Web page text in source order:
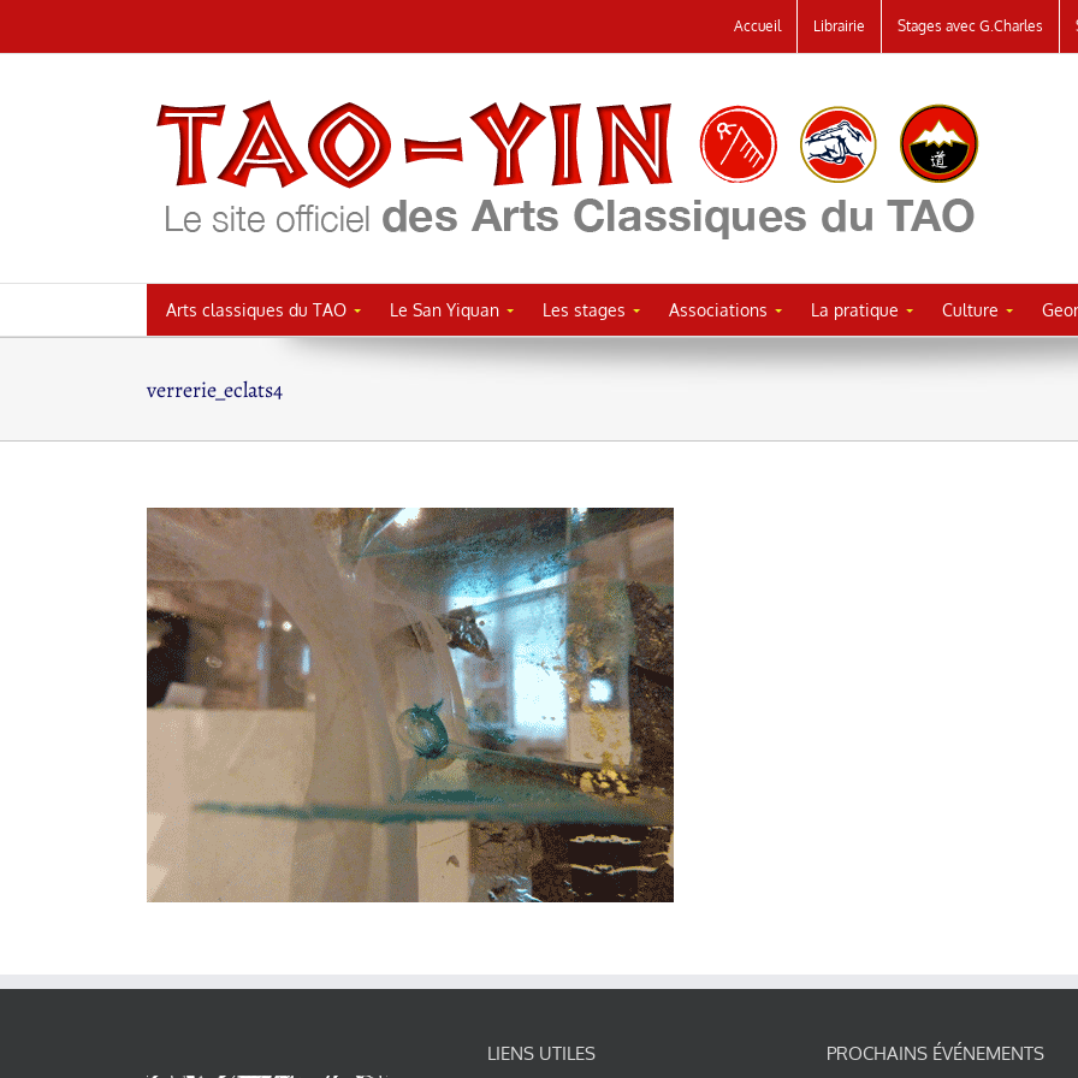
au
Accueil Librairie Stages avec G.Charles
Arts classiques du TAO Le San Yiquan Les stages Associations La pratique Culture
verrerie_eclats4
LIENS UTILES PROCHAINS ÉVÉNEMENTS